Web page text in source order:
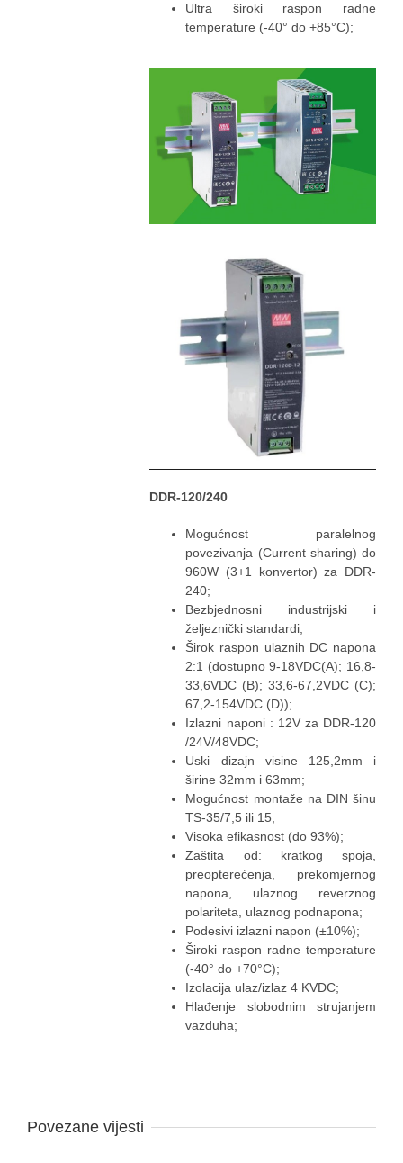
Ultra široki raspon radne
temperature (-40° do +85°C);
DDR-120/240
Mogućnost paralelnog
povezivanja (Current sharing) do
960W (3+1 konvertor) za DDR-
240;
Bezbjednosni industrijski i
željeznički standardi;
Širok raspon ulaznih DC napona
2:1 (dostupno 9-18VDC(A); 16,8-
33,6VDC (B); 33,6-67,2VDC (C);
67,2-154VDC (D));
Izlazni naponi : 12V za DDR-120
/24V/48VDC;
Uski dizajn visine 125,2mm i
širine 32mm i 63mm;
Mogućnost montaže na DIN šinu
TS-35/7,5 ili 15;
Visoka efikasnost (do 93%);
Zaštita od: kratkog spoja,
preopterećenja, prekomjernog
napona, ulaznog reverznog
polariteta, ulaznog podnapona;
Podesivi izlazni napon (±10%);
Široki raspon radne temperature
(-40° do +70°C);
Izolacija ulaz/izlaz 4 KVDC;
Hlađenje slobodnim strujanjem
vazduha;
Povezane vijesti